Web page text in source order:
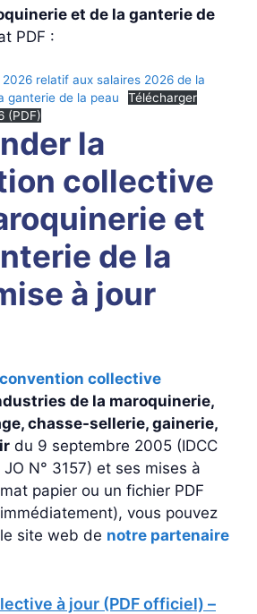
et de la ganterie de
PDF :
relatif aux salaires 2026 de la
ganterie de la peau
Télécharger
(PDF)
la
collective
et
de la
à jour
collective
de la maroquinerie,
chasse-sellerie, gainerie,
du 9 septembre 2005 (IDCC
N° 3157) et ses mises à
papier ou un fichier PDF
vous pouvez
site web de notre partenaire
à jour (PDF officiel) –